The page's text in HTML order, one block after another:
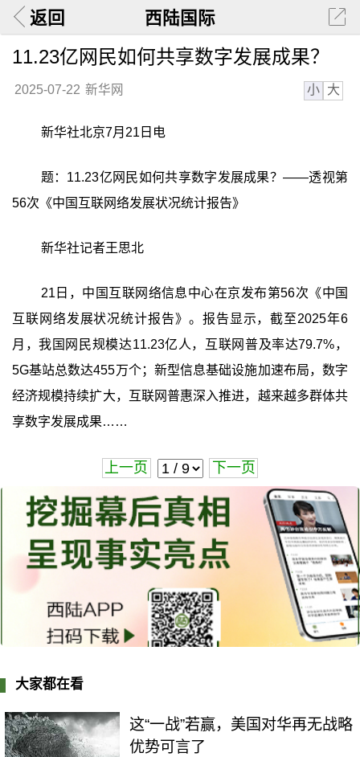
返回 西陆国际
11.23亿网民如何共享数字发展成果？
2025-07-22 新华网 小 大
新华社北京7月21日电
题：11.23亿网民如何共享数字发展成果？——透视第
56次《中国互联网络发展状况统计报告》
新华社记者王思北
21日，中国互联网络信息中心在京发布第56次《中国
互联网络发展状况统计报告》。报告显示，截至2025年6
月，我国网民规模达11.23亿人，互联网普及率达79.7%，
5G基站总数达455万个；新型信息基础设施加速布局，数字
经济规模持续扩大，互联网普惠深入推进，越来越多群体共
享数字发展成果……
上一页 下一页
大家都在看
这“一战”若赢，美国对华再无战略
优势可言了